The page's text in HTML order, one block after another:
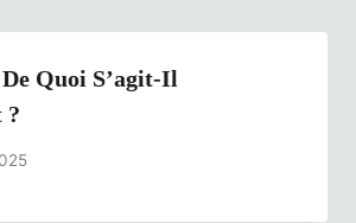
Quoi S’agit-Il
?